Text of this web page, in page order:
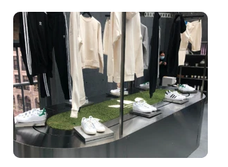
Tapis d'hiver Waterjet Cut logo
personnalisé pour bâtiment commercial
uMake Montréal